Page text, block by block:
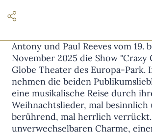
Antony und Paul Reeves vom 19.
November 2025 die Show "Crazy
Globe Theater des Europa-Park.
nehmen die beiden
eine musikalische Reise durch
Weihnachtslieder, mal besinnlich
berührend, mal herrlich
unverwechselbaren Charme,